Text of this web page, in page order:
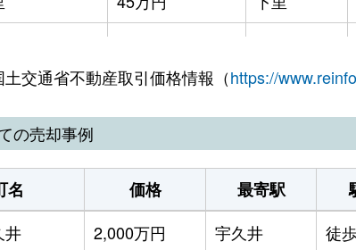
250万円 湯川
1,200万円 湯川
100万円 湯川
交通省不動産取引価格情報（https://
の売却事例
名 価格 最寄駅
井
2,000万円 宇久井 徒